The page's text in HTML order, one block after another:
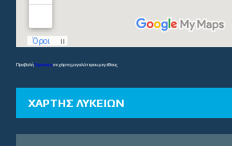
ΠροβολήΓυμνάσιασε χάρτη μεγαλύτερου μεγέθους
ΧΑΡΤΗΣ ΛΥΚΕΙΩΝ